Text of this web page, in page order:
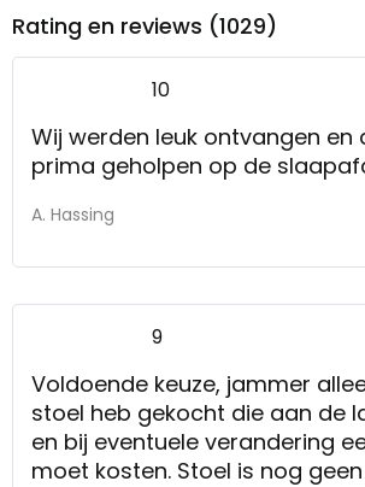
Rating en reviews (1029)
10
Wij werden leuk ontvangen en
prima geholpen op de
A. Hassing
9
Voldoende keuze, jammer
stoel heb gekocht die aan de
en bij eventuele verandering
moet kosten. Stoel is nog